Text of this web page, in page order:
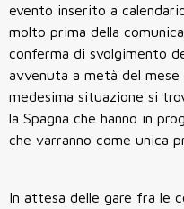
evento inserito a
molto prima della
conferma di svolgimento
avvenuta a metà del
medesima situazione si
la Spagna che hanno in
che varranno come unica
In attesa delle gare fra le